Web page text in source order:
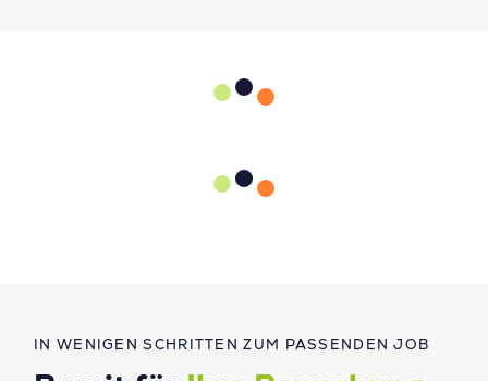
IN WENIGEN SCHRITTEN ZUM PASSENDEN JOB